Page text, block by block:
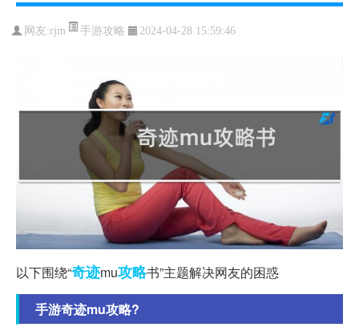
网友:rjm 手游攻略 2024-04-28 15:59:46
以下围绕“奇迹mu攻略书”主题解决网友的困惑
手游奇迹mu攻略?